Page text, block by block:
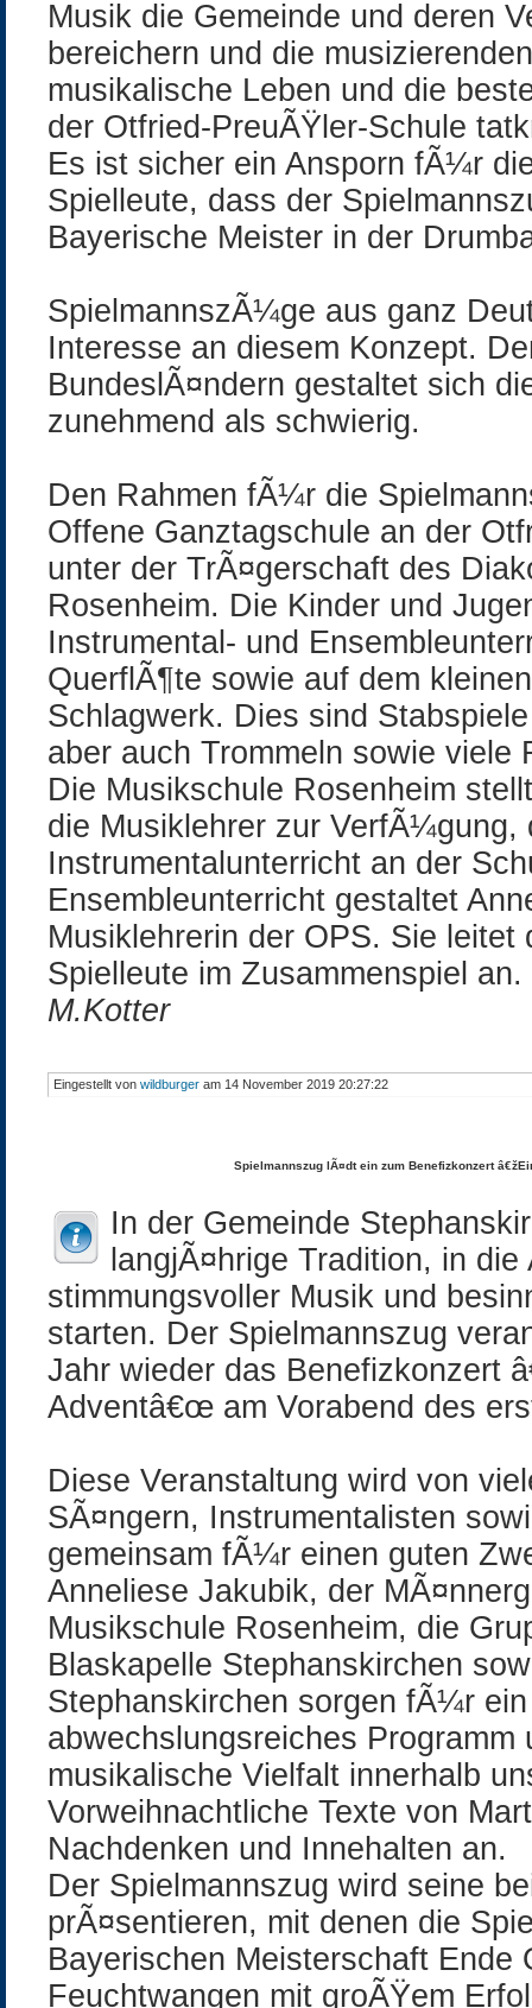
Musik die Gemeinde und deren
bereichern und die
musikalische Leben und die
der Otfried-PreuÃŸler-Schule
Es ist sicher ein Ansporn fÃ¼r
Spielleute, dass der
Bayerische Meister in der
SpielmannszÃ¼ge aus ganz
Interesse an diesem Konzept.
BundeslÃ¤ndern gestaltet sich
zunehmend als schwierig.
Den Rahmen fÃ¼r die
Offene Ganztagschule an der
unter der TrÃ¤gerschaft des
Rosenheim. Die Kinder und
Instrumental- und
QuerflÃ¶te sowie auf dem
Schlagwerk. Dies sind
aber auch Trommeln sowie viele
Die Musikschule Rosenheim
die Musiklehrer zur VerfÃ¼gung,
Instrumentalunterricht an der
Ensembleunterricht gestaltet
Musiklehrerin der OPS. Sie leitet
Spielleute im Zusammenspiel an.
M.Kotter
Eingestellt von wildburger am 14 November 2019 20:27:22
Spielmannszug lÃ¤dt ein zum Benefizkonzert
In der Gemeinde
langjÃ¤hrige Tradition, in
stimmungsvoller Musik und
starten. Der Spielmannszug
Jahr wieder das Benefizkonzert
Adventâ€œ am Vorabend des
Diese Veranstaltung wird von
SÃ¤ngern, Instrumentalisten
gemeinsam fÃ¼r einen guten
Anneliese Jakubik, der
Musikschule Rosenheim, die
Blaskapelle Stephanskirchen
Stephanskirchen sorgen fÃ¼r
abwechslungsreiches Programm
musikalische Vielfalt innerhalb
Vorweihnachtliche Texte von
Nachdenken und Innehalten an.
Der Spielmannszug wird seine
prÃ¤sentieren, mit denen die
Bayerischen Meisterschaft Ende
Feuchtwangen mit groÃŸem